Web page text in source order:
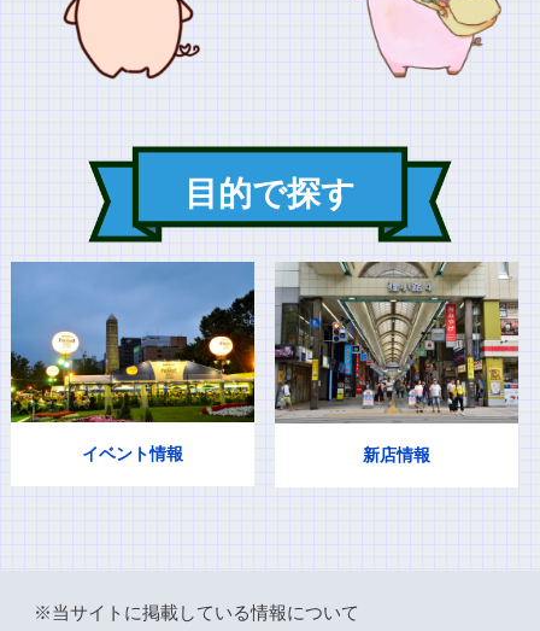
目的で探す
イベント情報 新店情報
※当サイトに掲載している情報について